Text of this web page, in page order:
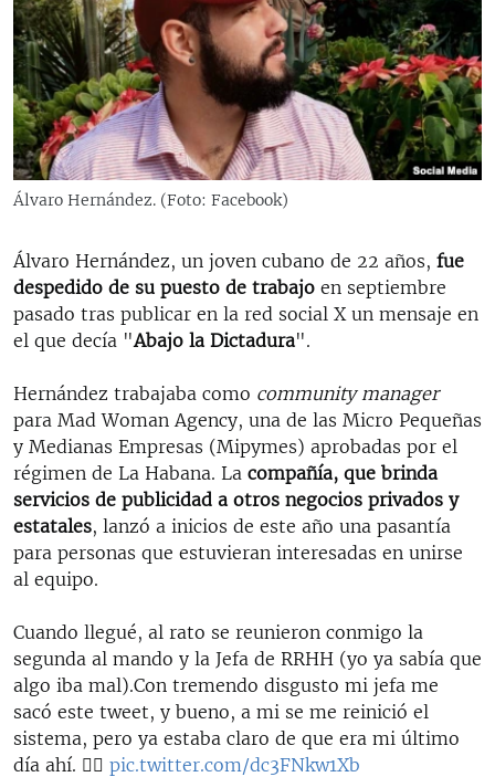
RADIO MARTÍ
ESPECIALES
ESPECIALES
LA REALIDAD DE LA VIVIENDA EN CUBA
LOS SANTOS DE HIALEAH
DESINFORMACIÓN RUSA EN AMÉRICA LATINA
LA INVASIÓN DE RUSIA A UCRANIA
MULTIMEDIA
EDITORIALES
SÍGUENOS
Álvaro Hernández. (Foto: Facebook)
Álvaro Hernández, un joven cubano de 22 años, fue
despedido de su puesto de trabajo en septiembre
pasado tras publicar en la red social X un mensaje en
el que decía "Abajo la Dictadura".
Hernández trabajaba como community manager
para Mad Woman Agency, una de las Micro Pequeñas
y Medianas Empresas (Mipymes) aprobadas por el
régimen de La Habana. La compañía, que brinda
servicios de publicidad a otros negocios privados y
estatales, lanzó a inicios de este año una pasantía
para personas que estuvieran interesadas en unirse
al equipo.
Cuando llegué, al rato se reunieron conmigo la
segunda al mando y la Jefa de RRHH (yo ya sabía que
algo iba mal).Con tremendo disgusto mi jefa me
sacó este tweet, y bueno, a mi se me reinició el
sistema, pero ya estaba claro de que era mi último
día ahí. 👇🏻 pic.twitter.com/dc3FNkw1Xb